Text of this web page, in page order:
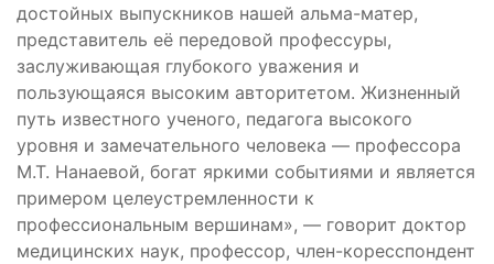
достойных выпускников нашей альма-матер,
представитель её передовой профессуры,
заслуживающая глубокого уважения и
пользующаяся высоким авторитетом. Жизненный
путь известного ученого, педагога высокого
уровня и замечательного человека — профессора
М.Т. Нанаевой, богат яркими событиями и является
примером целеустремленности к
профессиональным вершинам», — говорит доктор
медицинских наук, профессор, член-коресспондент